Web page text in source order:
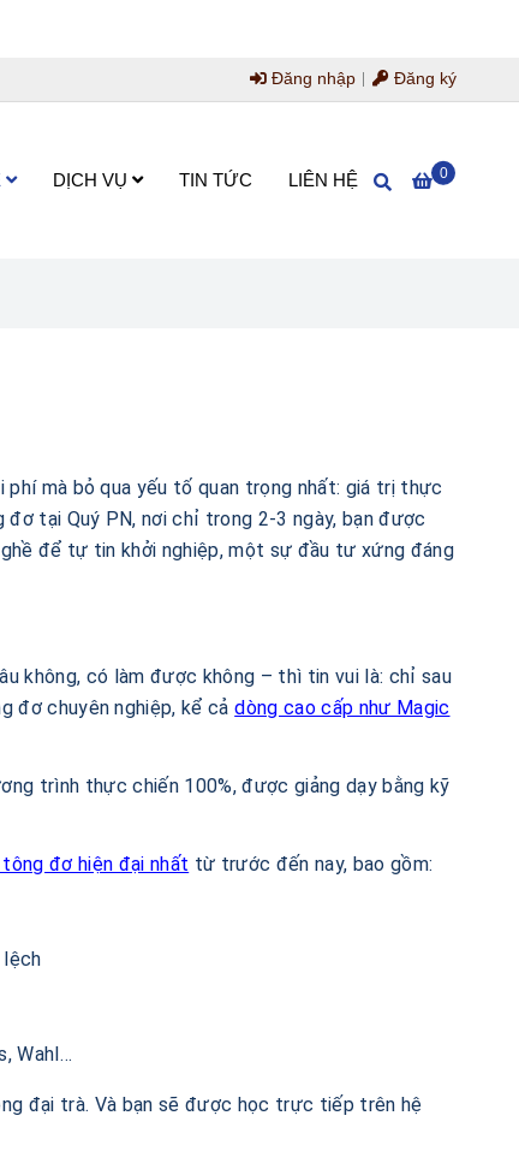
Đăng nhập Đăng ký
0
DỊCH VỤ TIN TỨC LIÊN HỆ
phí mà bỏ qua yếu tố quan trọng nhất: giá trị thực
tại Quý PN, nơi chỉ trong 2-3 ngày, bạn được
để tự tin khởi nghiệp, một sự đầu tư xứng đáng
không, có làm được không – thì tin vui là: chỉ sau
đơ chuyên nghiệp, kể cảdòng cao cấp như Magic
trình thực chiến 100%, được giảng dạy bằng kỹ
đơ hiện đại nhất từ trước đến nay, bao gồm:
lệch
Wahl…
đại trà. Và bạn sẽ được học trực tiếp trên hệ